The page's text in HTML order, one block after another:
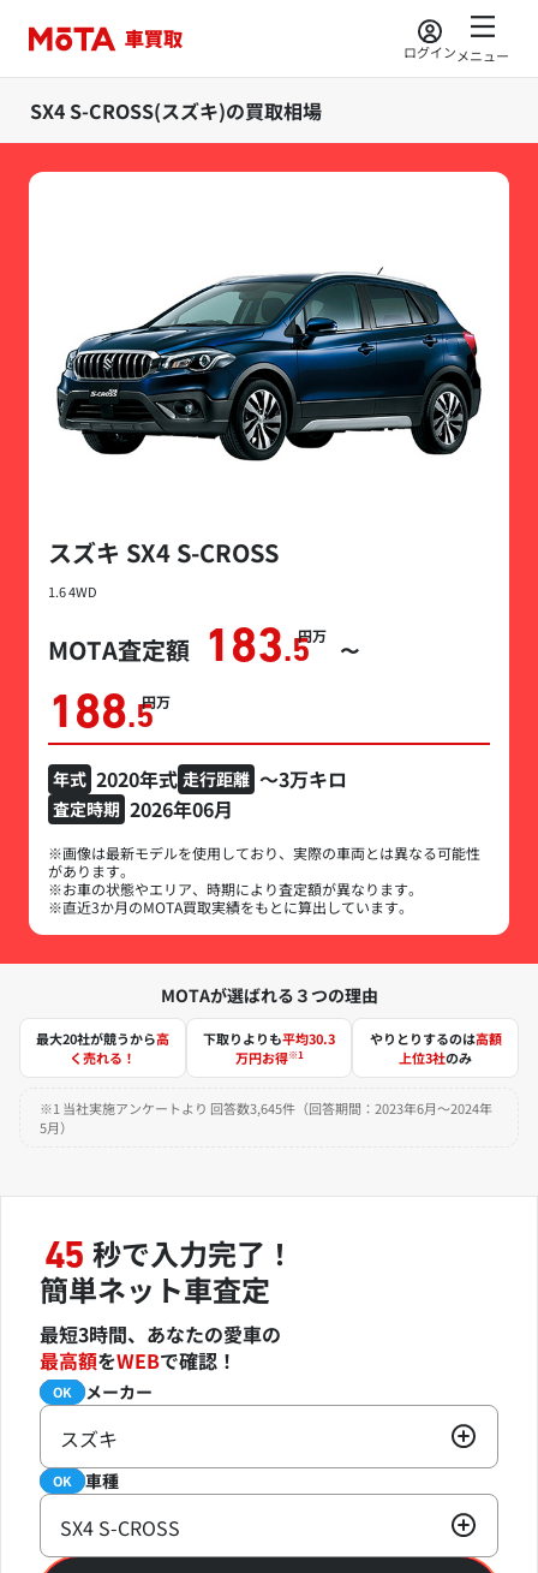
ログインメニュー
SX4 S-CROSS(スズキ)の買取相場
スズキ SX4 S-CROSS
1.6 4WD
MOTA査定額 183.5
万円
〜
188.5
万円
年式 2020年式 走行距離 ～3万キロ
査定時期 2026年06月
※画像は最新モデルを使用しており、実際の車両とは異なる可能性
があります。
※お車の状態やエリア、時期により査定額が異なります。
※直近3か月のMOTA買取実績をもとに算出しています。
MOTAが選ばれる３つの理由
最大20社が競うから高
く売れる！
下取りよりも平均30.3
万円お得※1
やりとりするのは高額
上位3社のみ
※1 当社実施アンケートより 回答数3,645件（回答期間：2023年6月～2024年
5月）
45 秒で入力完了！
簡単ネット車査定
最短3時間、あなたの愛車の
最高額をWEBで確認！
必須 メーカー
OK
スズキ
必須 車種
OK
SX4 S-CROSS